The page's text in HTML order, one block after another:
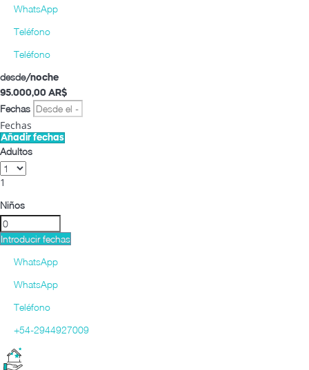
WhatsApp
Teléfono
Teléfono
desde/noche
95.000,00 AR$
Fechas
Fechas
Añadir fechas
Adultos
1
Niños
Introducir fechas
WhatsApp
WhatsApp
Teléfono
+54-2944927009